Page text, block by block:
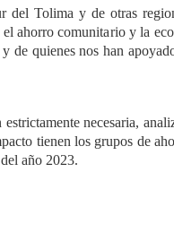
del Tolima y de otras
ahorro comunitario y la
de quienes nos han
necesaria,
tienen los grupos de
año 2023.